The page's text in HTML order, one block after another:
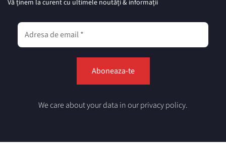
Vă ținem la curent cu ultimele noutăți & informații
We care about your data in our privacy policy.